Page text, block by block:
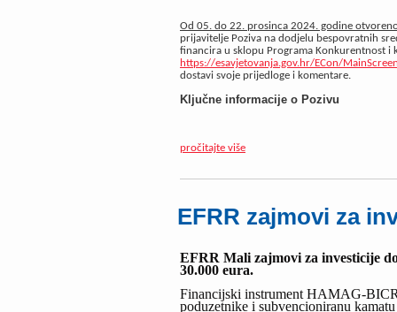
Od 05. do 22. prosinca 2024. godine
prijavitelje Poziva na dodjelu bespovratnih
financira u sklopu Programa Konkurentnost i
https://esavjetovanja.gov.hr/ECon/
dostavi svoje prijedloge i komentare.
Ključne informacije o Pozivu
pročitajte više
EFRR zajmovi za
EFRR Mali zajmovi za investicije
30.000 eura.
Financijski instrument HAMAG-
poduzetnike i subvencioniranu